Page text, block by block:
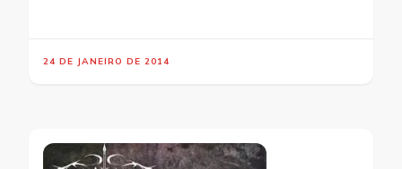
24 DE JANEIRO DE 2014